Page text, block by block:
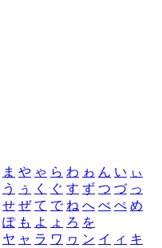
ま や ゃ ら わ ゎ ん い ぃ
う ぅ く ぐ す ず つ づ っ
せ ぜ て で ね へ べ ぺ め
ぽ も よ ょ ろ を
ヤ ャ ラ ワ ヮ ン イ ィ キ